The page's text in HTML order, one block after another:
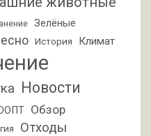
Зелёные
История Климат
Новости
Обзор
Отходы